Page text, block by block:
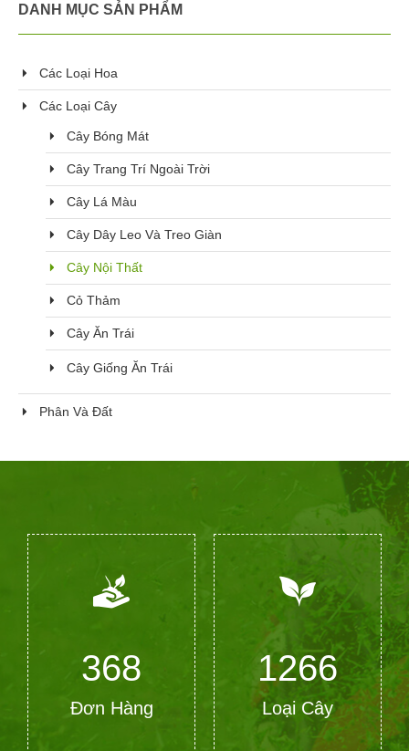
DANH MỤC SẢN PHẨM
Các Loại Hoa
Các Loại Cây
Cây Bóng Mát
Cây Trang Trí Ngoài Trời
Cây Lá Màu
Cây Dây Leo Và Treo Giàn
Cây Nội Thất
Cỏ Thảm
Cây Ăn Trái
Cây Giống Ăn Trái
Phân Và Đất
368
Đơn Hàng
1266
Loại Cây